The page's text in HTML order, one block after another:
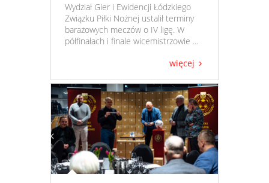
​ Wydział Gier i Ewidencji Łódzkiego
Związku Piłki Nożnej ustalił terminy
barażowych meczów o IV ligę. W
półfinałach i finale wicemistrzowie ...
więcej